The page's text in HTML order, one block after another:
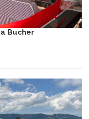
Bucher